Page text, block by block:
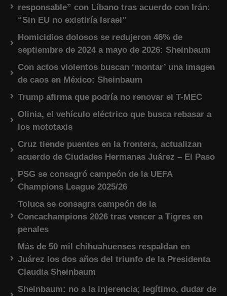
responsable” con Líbano tras acuerdo con Irán:
“Sin EU no existiría Israel”
Homicidios dolosos se redujeron 46% de
septiembre de 2024 a mayo de 2026: Sheinbaum
Con actos violentos buscan ‘montar’ una imagen
de caos en México: Sheinbaum
Trump afirma que podría no renovar el T-MEC
Olinia, el vehículo eléctrico que busca rebasar a
los mototaxis
Cruz tiende puentes en la frontera, actualizan
acuerdo de Ciudades Hermanas Juárez – El Paso
PSG se consagró campeón de la UEFA
Champions League 2025/26
Toluca se consagra campeón de la
Concachampions 2026 tras vencer a Tigres en
penales
Más de 50 mil chihuahuenses respaldan en
Juárez los dos años del triunfo de la Presidenta
Claudia Sheinbaum
Sheinbaum: no a la injerencia; legítimo, dudar de